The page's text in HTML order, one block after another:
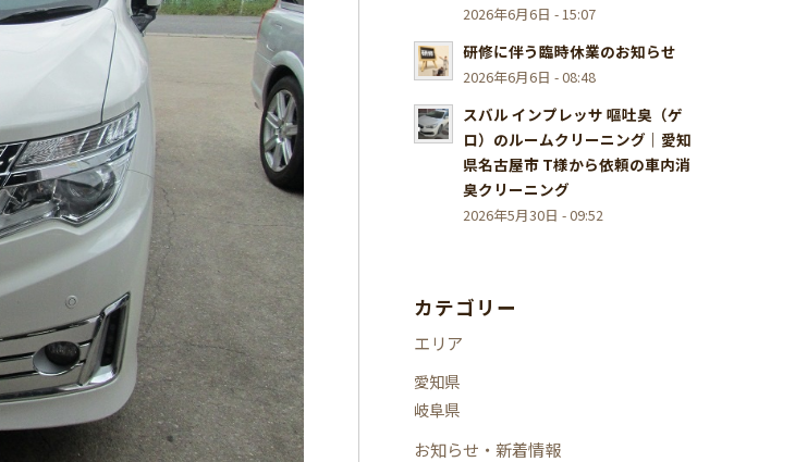
2026年6月6日 - 15:07
研修に伴う臨時休業のお知らせ
2026年6月6日 - 08:48
スバル インプレッサ 嘔吐臭（ゲ
ロ）のルームクリーニング｜愛知
県名古屋市 T様から依頼の車内消
臭クリーニング
2026年5月30日 - 09:52
カテゴリー
エリア
愛知県
岐阜県
お知らせ・新着情報